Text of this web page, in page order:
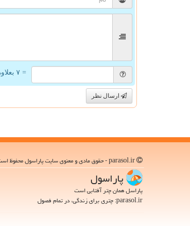
= ۷ بعلاوه ۵
ارسال نظر
پاراسول
پاراسل همان چتر آفتابی است
parasol.ir: چتری برای زندگی، در تمام فصول